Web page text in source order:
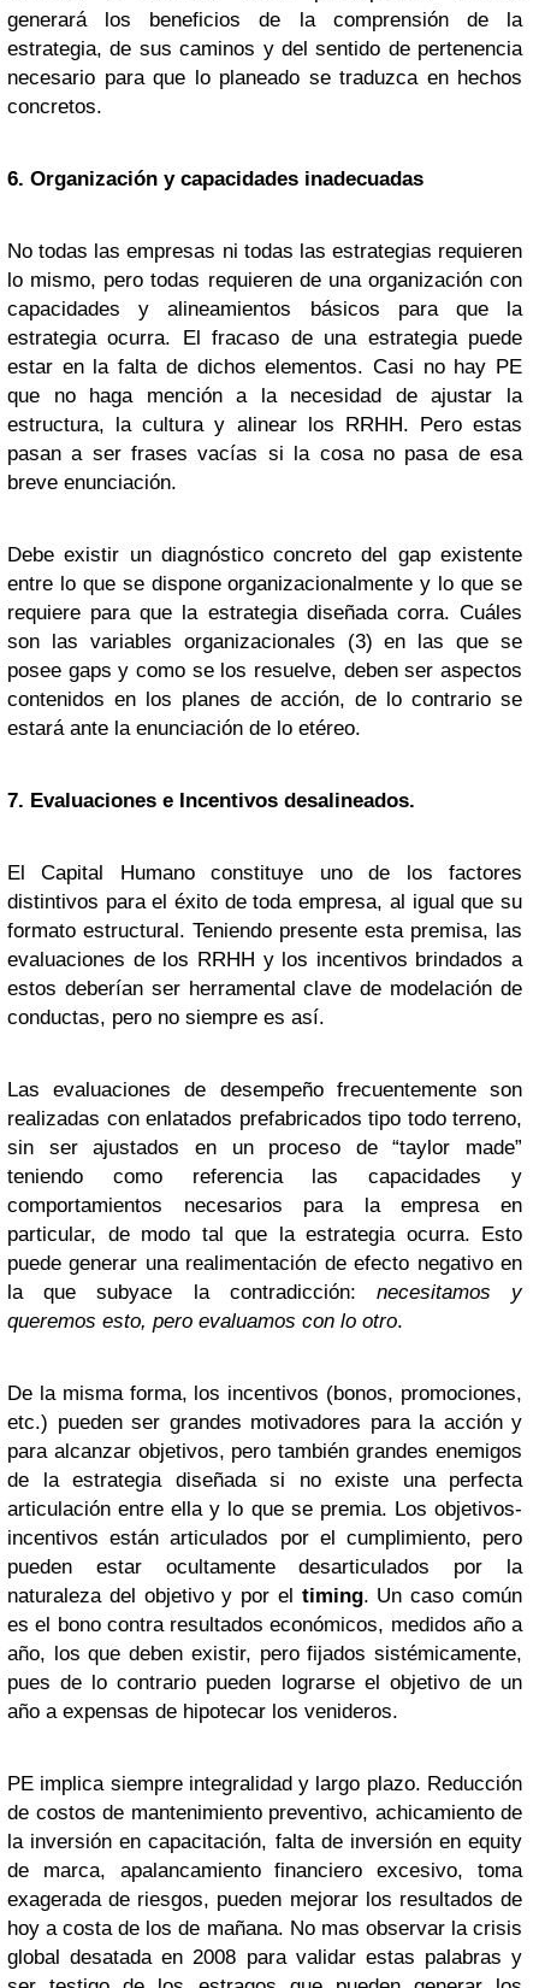
generará los beneficios de la comprensión de la
estrategia, de sus caminos y del sentido de pertenencia
necesario para que lo planeado se traduzca en hechos
concretos.
6. Organización y capacidades inadecuadas
No todas las empresas ni todas las estrategias requieren
lo mismo, pero todas requieren de una organización con
capacidades y alineamientos básicos para que la
estrategia ocurra. El fracaso de una estrategia puede
estar en la falta de dichos elementos. Casi no hay PE
que no haga mención a la necesidad de ajustar la
estructura, la cultura y alinear los RRHH. Pero estas
pasan a ser frases vacías si la cosa no pasa de esa
breve enunciación.
Debe existir un diagnóstico concreto del gap existente
entre lo que se dispone organizacionalmente y lo que se
requiere para que la estrategia diseñada corra. Cuáles
son las variables organizacionales (3) en las que se
posee gaps y como se los resuelve, deben ser aspectos
contenidos en los planes de acción, de lo contrario se
estará ante la enunciación de lo etéreo.
7. Evaluaciones e Incentivos desalineados.
El Capital Humano constituye uno de los factores
distintivos para el éxito de toda empresa, al igual que su
formato estructural. Teniendo presente esta premisa, las
evaluaciones de los RRHH y los incentivos brindados a
estos deberían ser herramental clave de modelación de
conductas, pero no siempre es así.
Las evaluaciones de desempeño frecuentemente son
realizadas con enlatados prefabricados tipo todo terreno,
sin ser ajustados en un proceso de “taylor made”
teniendo como referencia las capacidades y
comportamientos necesarios para la empresa en
particular, de modo tal que la estrategia ocurra. Esto
puede generar una realimentación de efecto negativo en
la que subyace la contradicción: necesitamos y
queremos esto, pero evaluamos con lo otro.
De la misma forma, los incentivos (bonos, promociones,
etc.) pueden ser grandes motivadores para la acción y
para alcanzar objetivos, pero también grandes enemigos
de la estrategia diseñada si no existe una perfecta
articulación entre ella y lo que se premia. Los objetivos-
incentivos están articulados por el cumplimiento, pero
pueden estar ocultamente desarticulados por la
naturaleza del objetivo y por el timing. Un caso común
es el bono contra resultados económicos, medidos año a
año, los que deben existir, pero fijados sistémicamente,
pues de lo contrario pueden lograrse el objetivo de un
año a expensas de hipotecar los venideros.
PE implica siempre integralidad y largo plazo. Reducción
de costos de mantenimiento preventivo, achicamiento de
la inversión en capacitación, falta de inversión en equity
de marca, apalancamiento financiero excesivo, toma
exagerada de riesgos, pueden mejorar los resultados de
hoy a costa de los de mañana. No mas observar la crisis
global desatada en 2008 para validar estas palabras y